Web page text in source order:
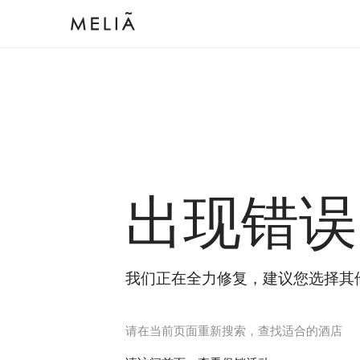
出现错误
我们正在全力修复，建议您选择其
请在当前页面重新搜索，查找适合的酒店